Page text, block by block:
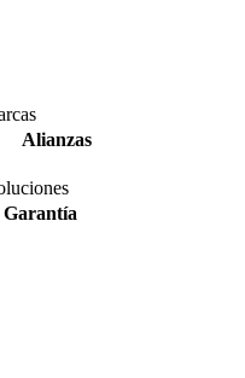
Alianzas
Garantía